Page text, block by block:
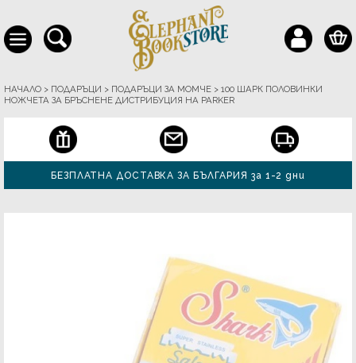
НАЧАЛО > ПОДАРЪЦИ > ПОДАРЪЦИ ЗА МОМЧЕ > 100 ШАРК ПОЛОВИНКИ
НОЖЧЕТА ЗА БРЪСНЕНЕ ДИСТРИБУЦИЯ НА PARKER
БЕЗПЛАТНА ДОСТАВКА ЗА БЪЛГАРИЯ за 1-2 дни